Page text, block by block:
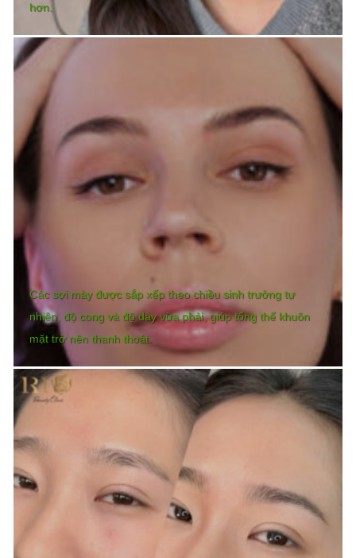
hơn.
Các sợi mày được sắp xếp theo chiều sinh trưởng tự
nhiên, độ cong và độ dày vừa phải, giúp tổng thể khuôn
mặt trở nên thanh thoát.